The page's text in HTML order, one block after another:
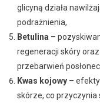
glicyną działa
podrażnienia,
Betulina –
regeneracji skóry
przebarwień
Kwas kojowy–
skórze, co przyczynia